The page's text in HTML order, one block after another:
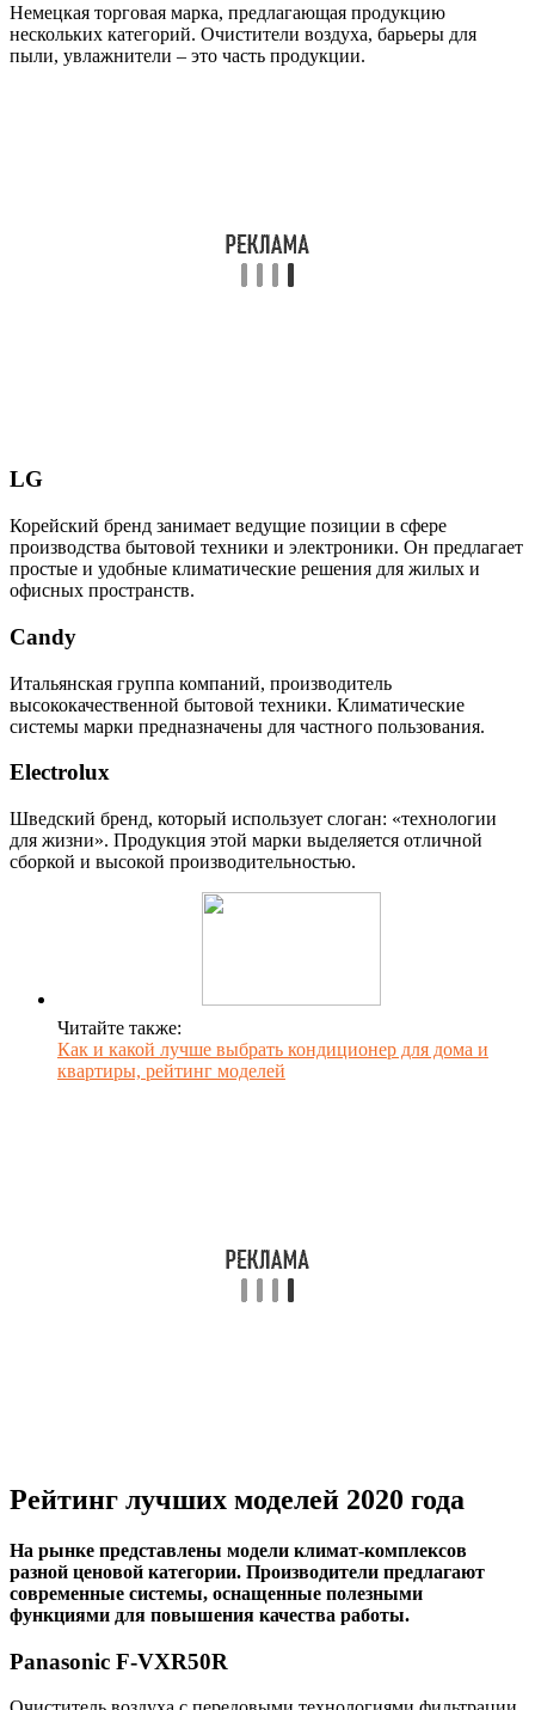
Немецкая торговая марка, предлагающая продукцию
нескольких категорий. Очистители воздуха, барьеры для
пыли, увлажнители – это часть продукции.
LG
Корейский бренд занимает ведущие позиции в сфере
производства бытовой техники и электроники. Он предлагает
простые и удобные климатические решения для жилых и
офисных пространств.
Candy
Итальянская группа компаний, производитель
высококачественной бытовой техники. Климатические
системы марки предназначены для частного пользования.
Electrolux
Шведский бренд, который использует слоган: «технологии
для жизни». Продукция этой марки выделяется отличной
сборкой и высокой производительностью.
Читайте также:
Как и какой лучше выбрать кондиционер для дома и
квартиры, рейтинг моделей
Рейтинг лучших моделей 2020 года
На рынке представлены модели климат-комплексов
разной ценовой категории. Производители предлагают
современные системы, оснащенные полезными
функциями для повышения качества работы.
Panasonic F-VXR50R